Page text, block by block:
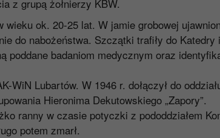
z grupą żołnierzy KBW.
ok. 20-25 lat. W jamie grobowej
do nabożeństwa. Szczątki trafiły do Katedry
poddane badaniom medycznym oraz
WiN Lubartów. W 1946 r. dołączył do
Hieronima Dekutowskiego „Zapory”.
ranny w czasie potyczki z pododdziałem
potem zmarł.